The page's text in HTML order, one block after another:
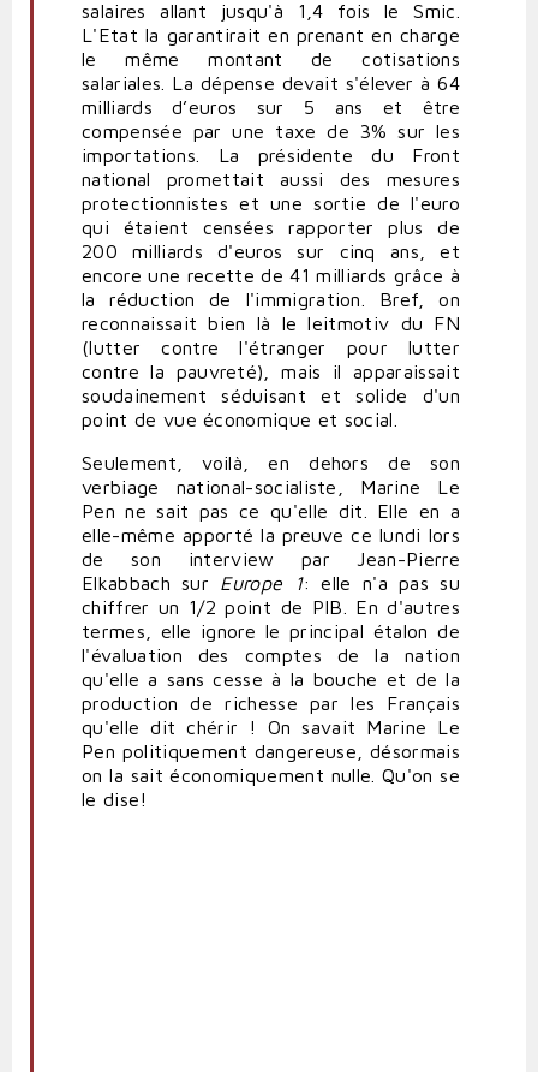
salaires allant jusqu'à 1,4 fois le Smic.
L'Etat la garantirait en prenant en charge
le même montant de cotisations
salariales. La dépense devait s'élever à 64
milliards d’euros sur 5 ans et être
compensée par une taxe de 3% sur les
importations. La présidente du Front
national promettait aussi des mesures
protectionnistes et une sortie de l'euro
qui étaient censées rapporter plus de
200 milliards d'euros sur cinq ans, et
encore une recette de 41 milliards grâce à
la réduction de l'immigration. Bref, on
reconnaissait bien là le leitmotiv du FN
(lutter contre l'étranger pour lutter
contre la pauvreté), mais il apparaissait
soudainement séduisant et solide d'un
point de vue économique et social.
Seulement, voilà, en dehors de son
verbiage national-socialiste, Marine Le
Pen ne sait pas ce qu'elle dit. Elle en a
elle-même apporté la preuve ce lundi lors
de son interview par Jean-Pierre
Elkabbach sur Europe 1: elle n'a pas su
chiffrer un 1/2 point de PIB. En d'autres
termes, elle ignore le principal étalon de
l'évaluation des comptes de la nation
qu'elle a sans cesse à la bouche et de la
production de richesse par les Français
qu'elle dit chérir ! On savait Marine Le
Pen politiquement dangereuse, désormais
on la sait économiquement nulle. Qu'on se
le dise!